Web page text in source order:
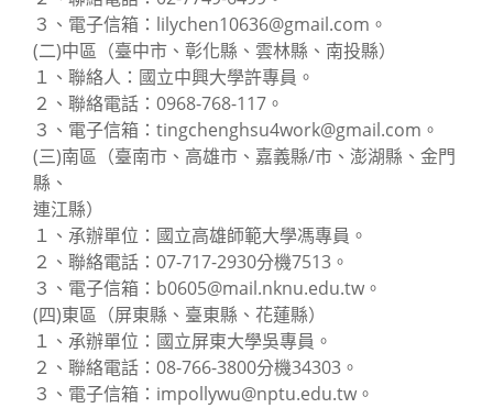
３、電子信箱：lilychen10636@gmail.com。
(二)中區（臺中市、彰化縣、雲林縣、南投縣）
１、聯絡人：國立中興大學許專員。
２、聯絡電話：0968-768-117。
３、電子信箱：tingchenghsu4work@gmail.com。
(三)南區（臺南市、高雄市、嘉義縣/市、澎湖縣、金門
縣、
連江縣）
１、承辦單位：國立高雄師範大學馮專員。
２、聯絡電話：07-717-2930分機7513。
３、電子信箱：b0605@mail.nknu.edu.tw。
(四)東區（屏東縣、臺東縣、花蓮縣）
１、承辦單位：國立屏東大學吳專員。
２、聯絡電話：08-766-3800分機34303。
３、電子信箱：impollywu@nptu.edu.tw。